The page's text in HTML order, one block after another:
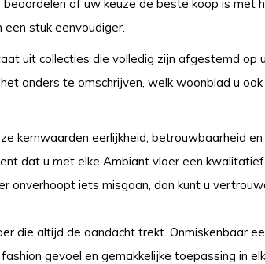
beoordelen of uw keuze de beste koop is met
stuk eenvoudiger.
uit collecties die volledig zijn afgestemd op
anders te omschrijven, welk woonblad u
kernwaarden eerlijkheid, betrouwbaarheid
dat u met elke Ambiant vloer een
onverhoopt iets misgaan, dan kunt u
die altijd de aandacht trekt. Onmiskenbaar
gevoel en gemakkelijke toepassing in